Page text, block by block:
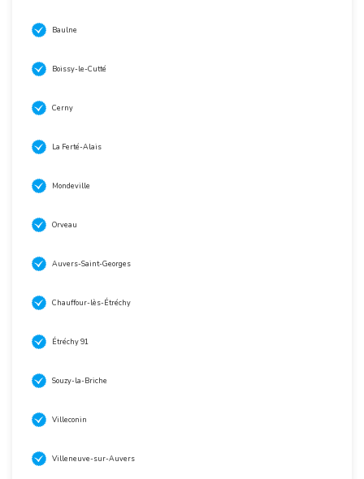
Baulne
Boissy-le-Cutté
Cerny
La Ferté-Alais
Mondeville
Orveau
Auvers-Saint-Georges
Chauffour-lès-Étréchy
Étréchy 91
Souzy-la-Briche
Villeconin
Villeneuve-sur-Auvers